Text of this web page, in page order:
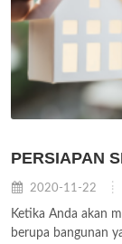
PERSIAPAN
2020-11-22
Ketika Anda akan
berupa bangunan